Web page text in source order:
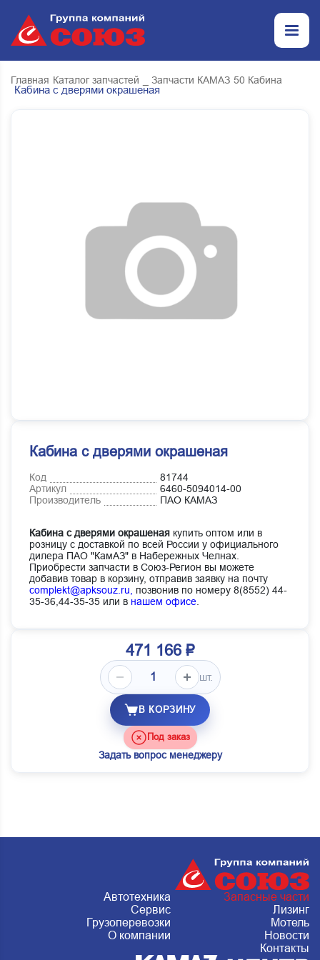
Главная Каталог запчастей _ Запчасти КАМАЗ 50 Кабина
Кабина с дверями окрашеная
Кабина с дверями окрашеная
Код
81744
Артикул
6460-5094014-00
Производитель
ПАО КАМАЗ
Кабина с дверями окрашеная купить оптом или в
розницу с доставкой по всей России у официального
дилера ПАО "КамАЗ" в Набережных Челнах.
Приобрести запчасти в Союз-Регион вы можете
добавив товар в корзину, отправив заявку на почту
complekt@apksouz.ru,
позвонив по номеру 8(8552) 44-
35-36,44-35-35 или в нашем офисе
471 166 ₽
шт.
В КОРЗИНУ
Под заказ
Задать вопрос менеджеру
Автотехника
Запасные части
Сервис
Лизинг
Грузоперевозки
Мотель
О компании
Новости
Контакты